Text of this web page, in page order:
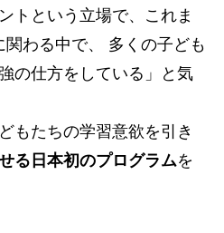
トという立場で、これま
わる中で、 多くの子ども
の仕方をしている」と気
もたちの学習意欲を引き
る日本初のプログラムを